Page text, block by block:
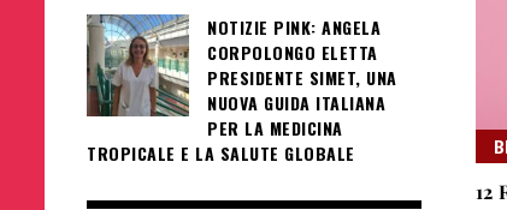
12
NOTIZIE PINK: ANGELA
CORPOLONGO ELETTA
PRESIDENTE SIMET, UNA
NUOVA GUIDA ITALIANA
PER LA MEDICINA
TROPICALE E LA SALUTE GLOBALE